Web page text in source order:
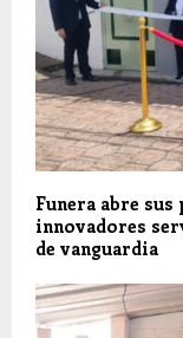
Funera abre
innovadores
de vanguardia